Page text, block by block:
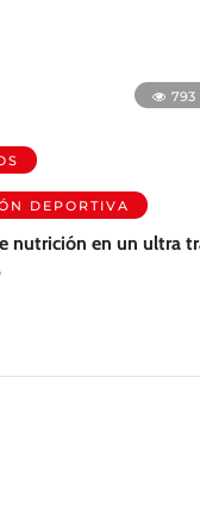
793
DEPORTIVA
nutrición en un ultra